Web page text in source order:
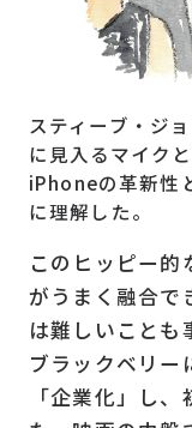
スティーブ・ジ
に見入るマイク
iPhoneの革新性
に理解した。
このヒッピー的
がうまく融合で
は難しいこと
ブラックベリー
「企業化」し